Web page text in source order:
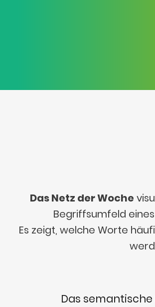
Das Netz der Woche
Begriffsumfeld
Es zeigt, welche Worte
Das